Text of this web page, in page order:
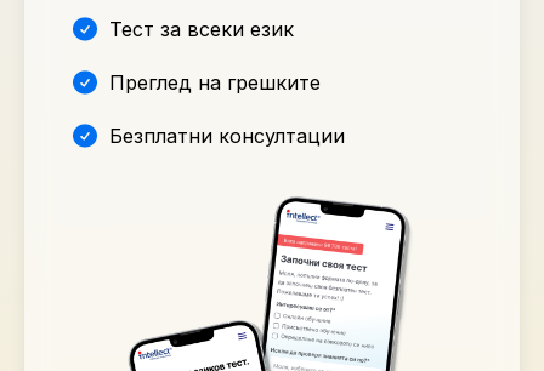
Тест за всеки език
Преглед на грешките
Безплатни консултации